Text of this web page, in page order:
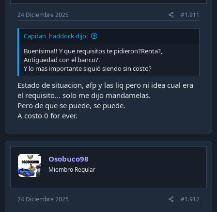
24 Diciembre 2025 #1.911
Capitan_haddock dijo:
Buenísima!! Y que requisitos te pidieron?Renta?,
Antigüedad con el banco?.
Y lo mas importante siguió siendo sin costo?
Estado de situacion, afp y las liq pero ni idea cual era
el requisito... solo me dijo mandamelas.
Pero de que se puede, se puede.
A costo 0 for ever.
Osobuco98
Miembro Regular
24 Diciembre 2025 #1.912